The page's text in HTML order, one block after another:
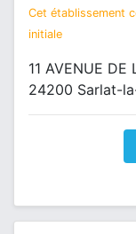
Cet établissement
initiale
11 AVENUE DE
24200 Sarlat-